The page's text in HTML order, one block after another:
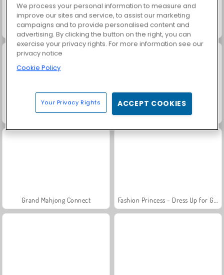
Heroes of Myths Masha and the Bear: Meadows
Scala 40 Juice Merge
Grand Mahjong Connect
We process your personal information to measure and
improve our sites and service, to assist our marketing
campaigns and to provide personalised content and
advertising. By clicking the button on the right, you can
exercise your privacy rights. For more information see our
privacy notice
Cookie Policy
Your Privacy Rights ACCEPT COOKIES